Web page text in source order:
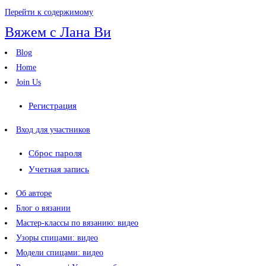
Перейти к содержимому
Вяжем с Лана Ви
Blog
Home
Join Us
Регистрация
Вход для участников
Сброс пароля
Учетная запись
Об авторе
Блог о вязании
Мастер-классы по вязанию: видео
Узоры спицами: видео
Модели спицами: видео